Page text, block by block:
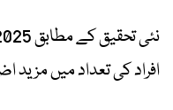
افراد کی تعداد میں مزید